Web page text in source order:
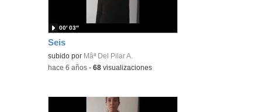
Seis
subido por Mâª Del Pilar A.
00′ 03″
-hace 6 años -68 visualizaciones